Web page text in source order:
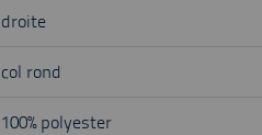
droite
col rond
100% polyester